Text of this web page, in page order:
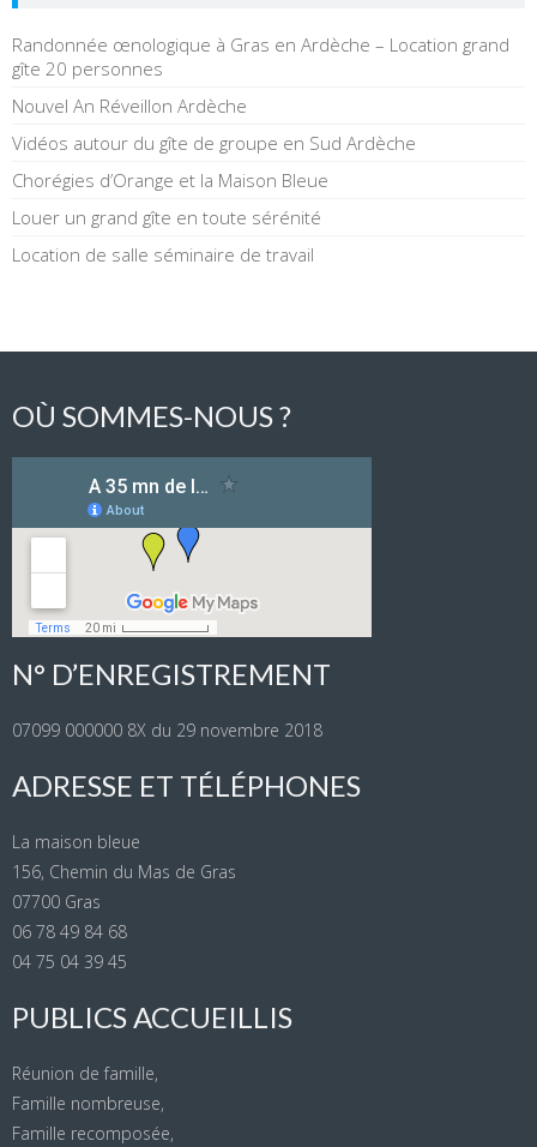
Randonnée œnologique à Gras en Ardèche – Location grand
gîte 20 personnes
Nouvel An Réveillon Ardèche
Vidéos autour du gîte de groupe en Sud Ardèche
Chorégies d’Orange et la Maison Bleue
Louer un grand gîte en toute sérénité
Location de salle séminaire de travail
OÙ SOMMES-NOUS ?
N° D’ENREGISTREMENT
07099 000000 8X du 29 novembre 2018
ADRESSE ET TÉLÉPHONES
La maison bleue
156, Chemin du Mas de Gras
07700 Gras
06 78 49 84 68
04 75 04 39 45
PUBLICS ACCUEILLIS
Réunion de famille,
Famille nombreuse,
Famille recomposée,